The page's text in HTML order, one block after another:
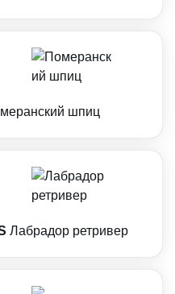
шпиц
Лабрадор ретривер